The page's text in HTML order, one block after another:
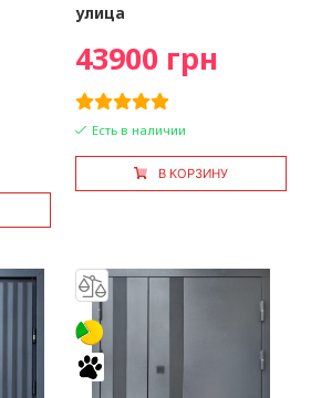
улица
43900 грн
Есть в наличии
В КОРЗИНУ